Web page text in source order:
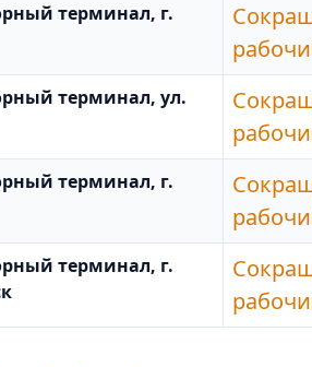
терминал, г.
терминал, ул.
терминал, г.
терминал, г.